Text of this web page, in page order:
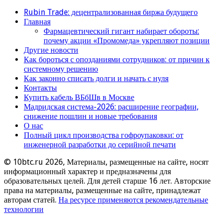
Rubin Trade: децентрализованная биржа будущего
Главная
Фармацевтический гигант набирает обороты:
почему акции «Промомеда» укрепляют позиции
Другие новости
Как бороться с опозданиями сотрудников: от причин к
системному решению
Как законно списать долги и начать с нуля
Контакты
Купить кабель ВБбШв в Москве
Мадридская система-2026: расширение географии,
снижение пошлин и новые требования
О нас
Полный цикл производства гофроупаковки: от
инженерной разработки до серийной печати
© 10btc.ru 2026, Материалы, размещенные на сайте, носят
информационный характер и предназначены для
образовательных целей. Для детей старше 16 лет. Авторские
права на материалы, размещенные на сайте, принадлежат
авторам статей. На ресурсе применяются рекомендательные
технологии